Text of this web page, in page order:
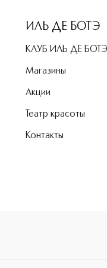
ИЛЬ ДЕ БОТЭ
КЛУБ ИЛЬ ДЕ БОТЭ
Магазины
Акции
Театр красоты
Контакты